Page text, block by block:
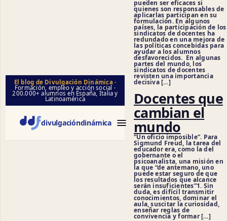
El blog de Divulgación Dinámica ·
Formación, empleo y acción social ·
200.000+ alumnos en España, Italia y
Latinoamérica
divulgacióndinámica
pueden ser eficaces si
quienes son responsables de
aplicarlas participan en su
formulación. En algunos
países, la participación de los
sindicatos de docentes ha
redundado en una mejora de
las políticas concebidas para
ayudar a los alumnos
desfavorecidos. En algunas
partes del mundo, los
sindicatos de docentes
revisten una importancia
decisiva […]
Docentes que
cambian el
mundo
“Un oficio imposible”. Para
Sigmund Freud, la tarea del
educador era, como la del
gobernante o el
psicoanalista, una misión en
la que “de antemano, uno
puede estar seguro de que
los resultados que alcance
serán insuficientes”1. Sin
duda, es difícil transmitir
conocimientos, dominar el
aula, suscitar la curiosidad,
enseñar reglas de
convivencia y formar […]